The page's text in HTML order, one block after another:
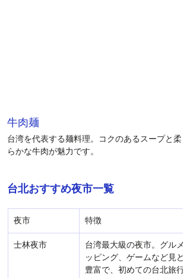
牛肉麺
台湾を代表する麺料理。コクのあるスープと柔
らかな牛肉が魅力です。
台北おすすめ夜市一覧
夜市 特徴
士林夜市
台湾最大級の夜市。グルメ
ッピング、ゲームなど見ど
豊富で、初めての台北旅行